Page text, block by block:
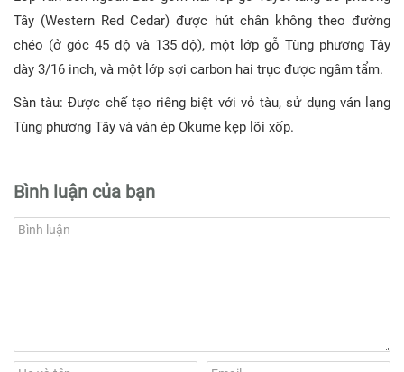
Tây (Western Red Cedar) được hút chân không theo đường
chéo (ở góc 45 độ và 135 độ), một lớp gỗ Tùng phương Tây
dày 3/16 inch, và một lớp sợi carbon hai trục được ngâm tẩm.
Sàn tàu: Được chế tạo riêng biệt với vỏ tàu, sử dụng ván lạng
Tùng phương Tây và ván ép Okume kẹp lõi xốp.
Bình luận của bạn